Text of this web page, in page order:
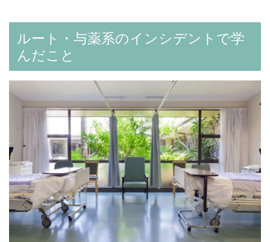
ルート・与薬系のインシデントで学
んだこと